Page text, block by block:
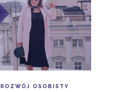
ROZWÓJ OSOBISTY